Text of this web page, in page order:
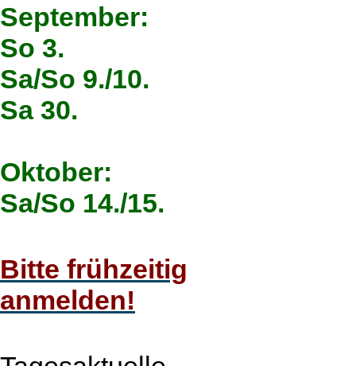
September:
So 3.
Sa/So 9./10.
Sa 30.
Oktober:
Sa/So 14./15.
Bitte frühzeitig
anmelden!